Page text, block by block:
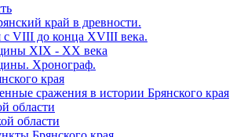
край в древности.
с VIII до конца XVIII века.
XIX - XX века
Хронограф.
края
сражения в истории Брянского края
области
области